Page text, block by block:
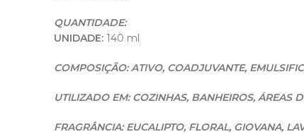
QUANTIDADE:
UNIDADE: 140 ml
COMPOSIÇÃO: ATIVO, COADJUVANTE,
UTILIZADO EM: COZINHAS, BANHEIROS, ÁREAS
FRAGRÂNCIA: EUCALIPTO, FLORAL, GIOVANA,